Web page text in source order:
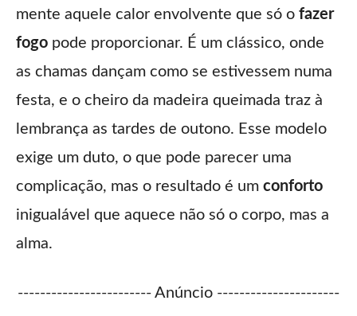
mente aquele calor envolvente que só o fazer
fogo pode proporcionar. É um clássico, onde
as chamas dançam como se estivessem numa
festa, e o cheiro da madeira queimada traz à
lembrança as tardes de outono. Esse modelo
exige um duto, o que pode parecer uma
complicação, mas o resultado é um conforto
inigualável que aquece não só o corpo, mas a
alma.
------------------------ Anúncio ----------------------